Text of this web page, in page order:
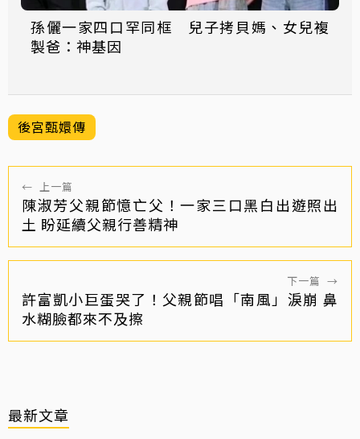
孫儷一家四口罕同框 兒子拷貝媽、女兒複
製爸：神基因
後宮甄嬛傳
← 上一篇
陳淑芳父親節憶亡父！一家三口黑白出遊照出
土 盼延續父親行善精神
下一篇 →
許富凱小巨蛋哭了！父親節唱「南風」淚崩 鼻
水糊臉都來不及擦
最新文章